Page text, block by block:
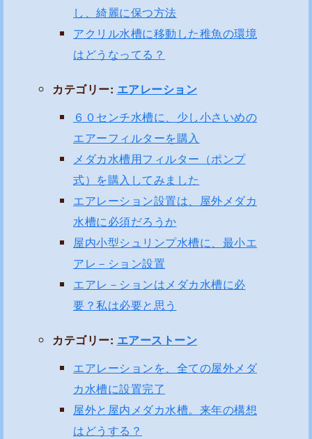
し、綺麗に保つ方法
アクリル水槽に移動した稚魚の環境
はどうなってる？
カテゴリー: エアレーション
６０センチ水槽に、少し小さいめの
エアーフィルターを購入
メダカ水槽用フィルター（ポンプ
式）を購入してみました
エアレーション設置は、屋外メダカ
水槽に必須だろうか
屋内小型シュリンプ水槽に、最小エ
アレ－ション設置
エアレ－ションはメダカ水槽に必
要？私は必要と思う
カテゴリー: エアーストーン
エアレーションを、全ての屋外メダ
カ水槽に設置完了
屋外と屋内メダカ水槽。来年の構想
はどうする？